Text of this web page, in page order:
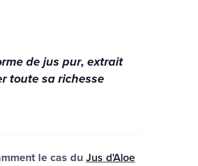
de jus pur, extrait
toute sa richesse
le cas duJus d’Aloe